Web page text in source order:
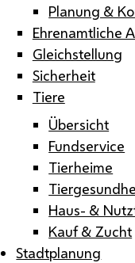
Planung &
Ehrenamtliche
Gleichstellung
Sicherheit
Tiere
Übersicht
Fundservice
Tierheime
Haus- &
Kauf & Zucht
Stadtplanung